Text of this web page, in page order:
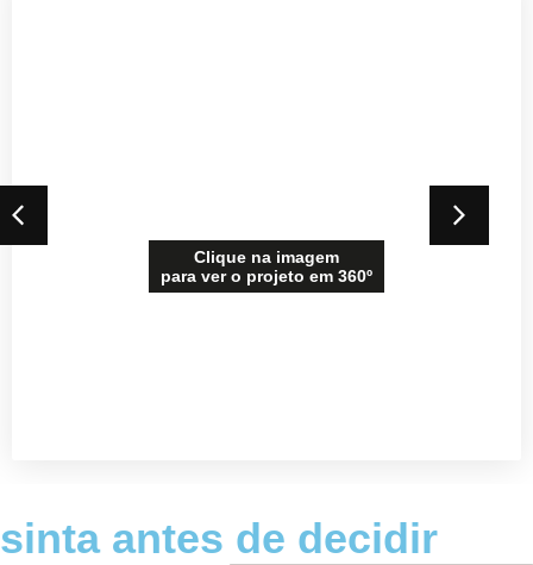
Clique na imagem
para ver o projeto em 360º
sinta antes de decidir